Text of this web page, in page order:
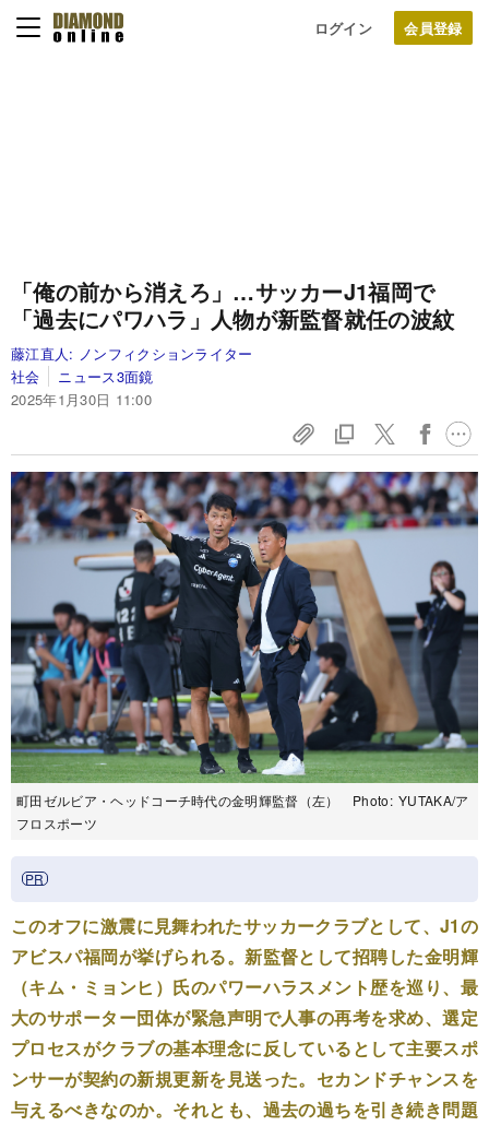
ログイン
「俺の前から消えろ」…サッカーJ1福岡で
「過去にパワハラ」人物が新監督就任の波紋
藤江直人: ノンフィクションライター
社会
ニュース3面鏡
2025年1月30日 11:00
町田ゼルビア・ヘッドコーチ時代の金明輝監督（左） Photo: YUTAKA/ア
フロスポーツ
このオフに激震に見舞われたサッカークラブとして、J1の
アビスパ福岡が挙げられる。新監督として招聘した金明輝
（キム・ミョンヒ）氏のパワーハラスメント歴を巡り、最
大のサポーター団体が緊急声明で人事の再考を求め、選定
プロセスがクラブの基本理念に反しているとして主要スポ
ンサーが契約の新規更新を見送った。セカンドチャンスを
与えるべきなのか。それとも、過去の過ちを引き続き問題